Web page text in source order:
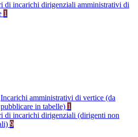
di incarichi dirigenziali amministrativi di
1
Incarichi amministrativi di vertice (da
pubblicare in tabelle) 1
di incarichi dirigenziali (dirigenti non
9